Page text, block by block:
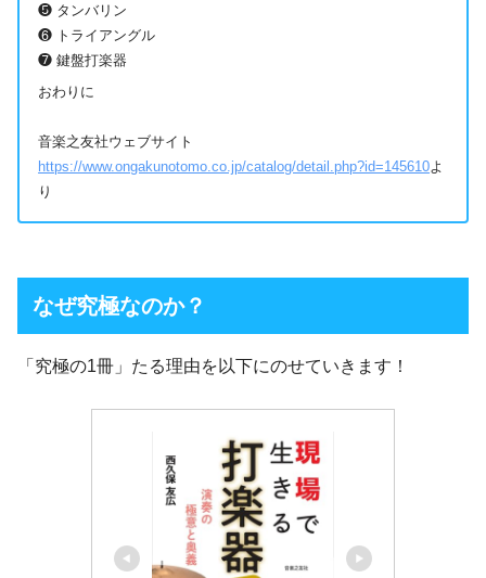
❺ タンバリン
❻ トライアングル
❼ 鍵盤打楽器
おわりに
音楽之友社ウェブサイト
https://www.ongakunotomo.co.jp/catalog/detail.php?id=145610よ
り
なぜ究極なのか？
「究極の1冊」たる理由を以下にのせていきます！